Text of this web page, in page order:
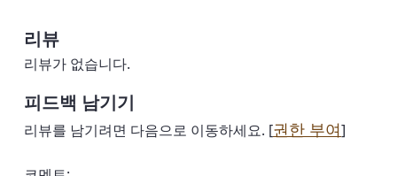
리뷰
리뷰가 없습니다.
피드백 남기기
리뷰를 남기려면 다음으로 이동하세요. [권한 부여]